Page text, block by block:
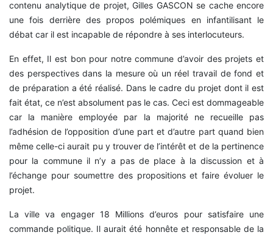
contenu analytique de projet, Gilles GASCON se cache encore
une fois derrière des propos polémiques en infantilisant le
débat car il est incapable de répondre à ses interlocuteurs.
En effet, Il est bon pour notre commune d’avoir des projets et
des perspectives dans la mesure où un réel travail de fond et
de préparation a été réalisé. Dans le cadre du projet dont il est
fait état, ce n’est absolument pas le cas. Ceci est dommageable
car la manière employée par la majorité ne recueille pas
l’adhésion de l’opposition d’une part et d’autre part quand bien
même celle-ci aurait pu y trouver de l’intérêt et de la pertinence
pour la commune il n’y a pas de place à la discussion et à
l’échange pour soumettre des propositions et faire évoluer le
projet.
La ville va engager 18 Millions d’euros pour satisfaire une
commande politique. Il aurait été honnête et responsable de la